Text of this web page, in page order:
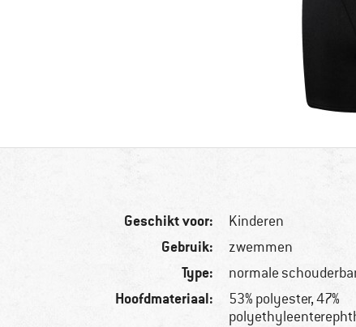
Geschikt voor: Kinderen
Gebruik: zwemmen
Type: normale
Hoofdmateriaal:
53% polyester, 47%